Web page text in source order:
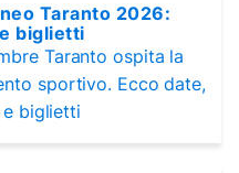
Taranto 2026:
biglietti
Taranto ospita la
sportivo. Ecco date,
biglietti